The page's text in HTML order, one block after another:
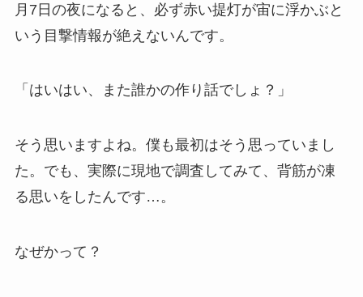
月7日の夜になると、必ず赤い提灯が宙に浮かぶと
いう目撃情報が絶えないんです。
「はいはい、また誰かの作り話でしょ？」
そう思いますよね。僕も最初はそう思っていまし
た。でも、実際に現地で調査してみて、背筋が凍
る思いをしたんです…。
なぜかって？